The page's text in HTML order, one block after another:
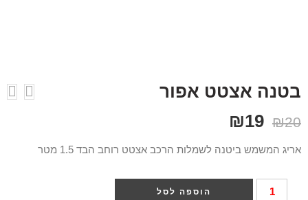
בטנה אצטט אפור
₪20
₪19
אריג המשמש ביטנה לשמלות הרכב אצטט רוחב הבד 1.5 מטר
הוספה לסל